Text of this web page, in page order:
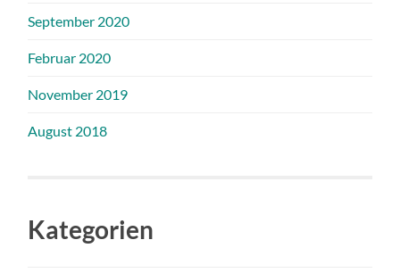
September 2020
Februar 2020
November 2019
August 2018
Kategorien